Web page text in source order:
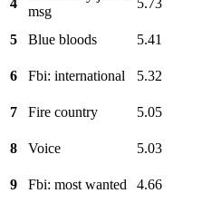
msg
5
Blue bloods 5.41
6
Fbi: international 5.32
7
Fire country 5.05
8
Voice 5.03
9
Fbi: most wanted 4.66